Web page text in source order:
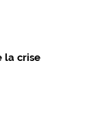
la crise